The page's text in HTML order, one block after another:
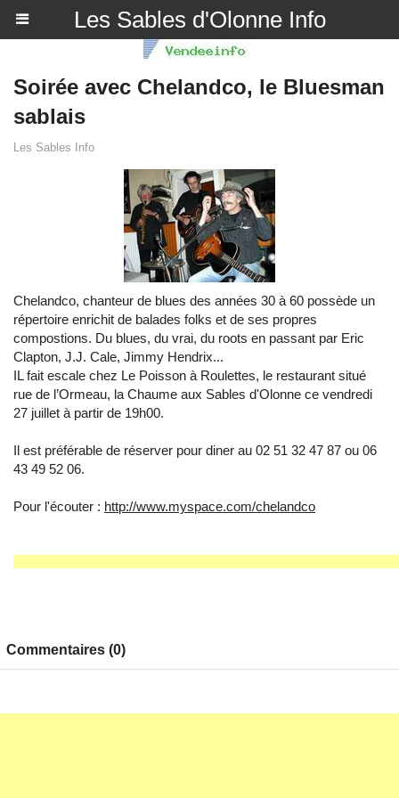
Les Sables d'Olonne Info
Soirée avec Chelandco, le Bluesman
sablais
Les Sables Info
Chelandco, chanteur de blues des années 30 à 60 possède un
répertoire enrichit de balades folks et de ses propres
compostions. Du blues, du vrai, du roots en passant par Eric
Clapton, J.J. Cale, Jimmy Hendrix...
IL fait escale chez Le Poisson à Roulettes, le restaurant situé
rue de l’Ormeau, la Chaume aux Sables d'Olonne ce vendredi
27 juillet à partir de 19h00.
Il est préférable de réserver pour diner au 02 51 32 47 87 ou 06
43 49 52 06.
Pour l'écouter : http://www.myspace.com/chelandco
Commentaires (0)